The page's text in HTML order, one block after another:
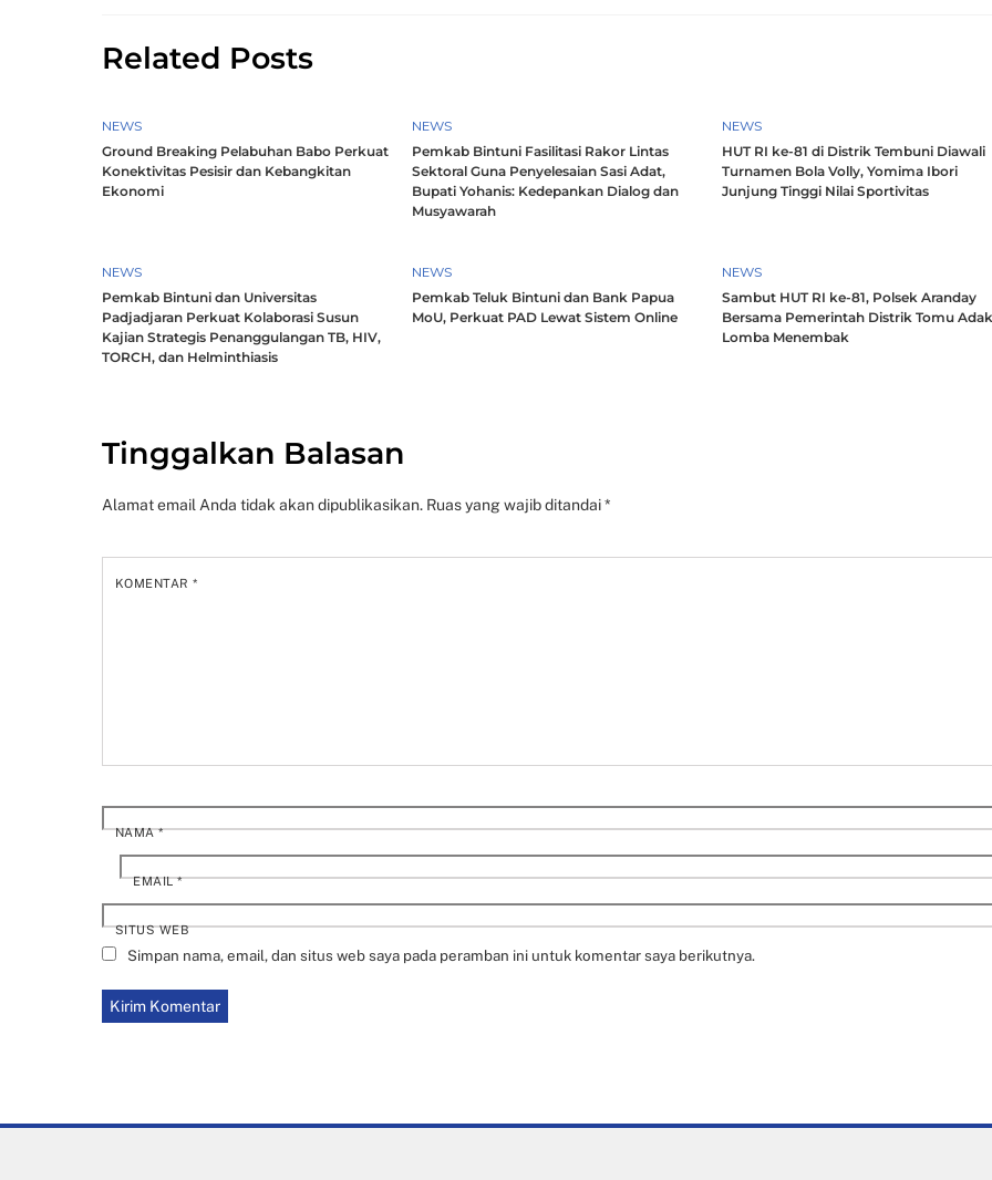
Related Posts
NEWS
Ground Breaking Pelabuhan Babo Perkuat
Konektivitas Pesisir dan Kebangkitan
Ekonomi
NEWS
Pemkab Bintuni Fasilitasi Rakor Lintas
Sektoral Guna Penyelesaian Sasi Adat,
Bupati Yohanis: Kedepankan Dialog dan
Musyawarah
NEWS
HUT RI ke-81 di Distrik Tembuni Diawali
Turnamen Bola Volly, Yomima Ibori
Junjung Tinggi Nilai Sportivitas
NEWS
Pemkab Bintuni dan Universitas
Padjadjaran Perkuat Kolaborasi Susun
Kajian Strategis Penanggulangan TB, HIV,
TORCH, dan Helminthiasis
NEWS
Pemkab Teluk Bintuni dan Bank Papua
MoU, Perkuat PAD Lewat Sistem Online
NEWS
Sambut HUT RI ke-81, Polsek Aranday
Bersama Pemerintah Distrik Tomu
Lomba Menembak
Tinggalkan Balasan
Alamat email Anda tidak akan dipublikasikan. Ruas yang wajib ditandai*
KOMENTAR*
NAMA*
EMAIL*
SITUS WEB
Simpan nama, email, dan situs web saya pada peramban ini untuk komentar saya berikutnya.